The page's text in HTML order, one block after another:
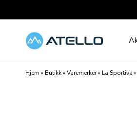
rett
innholdet
Hjem » Butikk» Varemerker» La Sportiva »